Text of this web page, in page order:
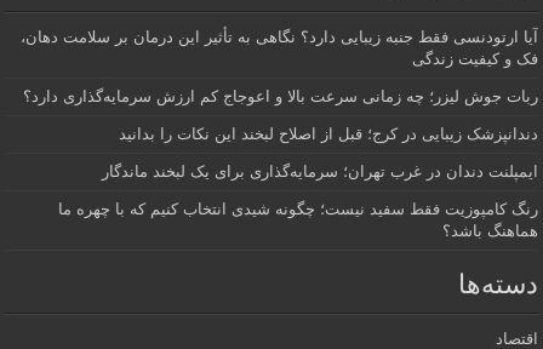
آیا ارتودنسی فقط جنبه زیبایی دارد؟ نگاهی به تأثیر این درمان بر سلامت دهان،
فک و کیفیت زندگی
ربات جوش لیزر؛ چه زمانی سرعت بالا و اعوجاج کم ارزش سرمایه‌گذاری دارد؟
دندانپزشک زیبایی در کرج؛ قبل از اصلاح لبخند این نکات را بدانید
ایمپلنت دندان در غرب تهران؛ سرمایه‌گذاری برای یک لبخند ماندگار
رنگ کامپوزیت فقط سفید نیست؛ چگونه شیدی انتخاب کنیم که با چهره ما
هماهنگ باشد؟
دسته‌ها
اقتصاد